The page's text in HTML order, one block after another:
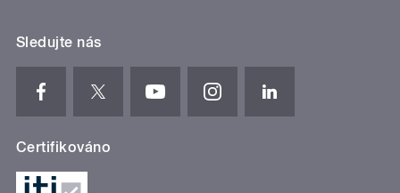
Sledujte nás
Certifikováno